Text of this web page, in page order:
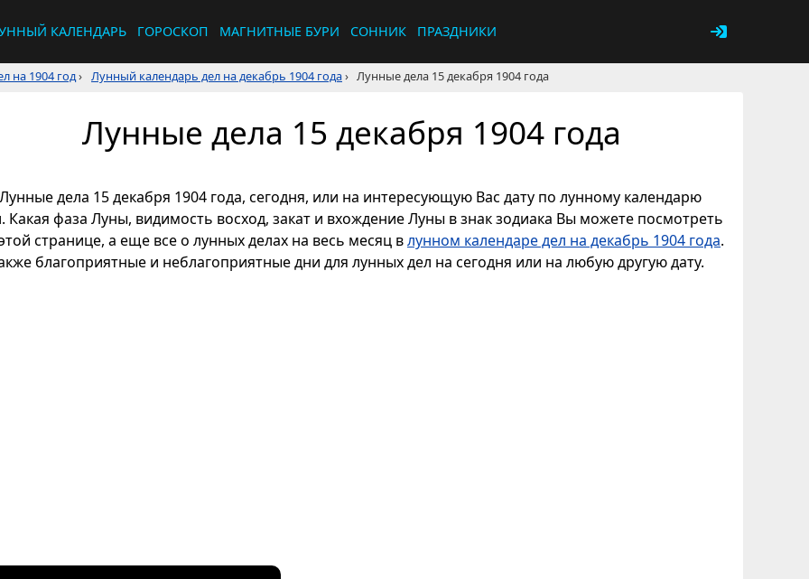
КАЛЕНДАРЬ ГОРОСКОП МАГНИТНЫЕ БУРИ СОННИК ПРАЗДНИКИ
на 1904 год› Лунный календарь дел на декабрь 1904 года› Лунные дела 15 декабря 1904 года
Лунные дела 15 декабря 1904 года
Лунные дела 15 декабря 1904 года, сегодня, или на интересующую Вас дату по лунному календарю
Какая фаза Луны, видимость восход, закат и вхождение Луны в знак зодиака Вы можете посмотреть
странице, а еще все о лунных делах на весь месяц влунном календаре дел на декабрь 1904 года.
благоприятные и неблагоприятные дни для лунных дел на сегодня или на любую другую дату.